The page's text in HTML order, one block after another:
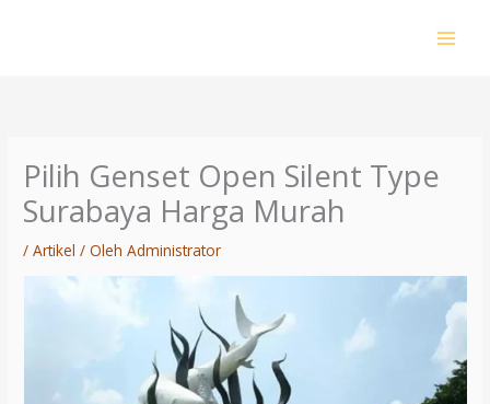
Pilih Genset Open Silent Type
Surabaya Harga Murah
/Artikel / OlehAdministrator